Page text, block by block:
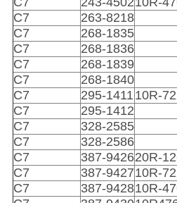
C7
263-8218
C7
268-1835
C7
268-1836
C7
268-1839
C7
268-1840
C7
295-1411 10R-
C7
295-1412
C7
328-2585
C7
328-2586
C7
387-942620R-
C7
387-942710R-
C7
387-942810R-